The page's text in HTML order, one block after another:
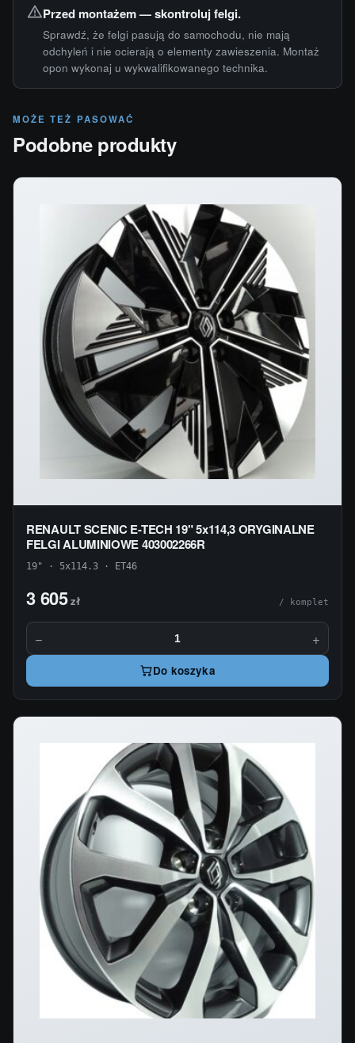
Przed montażem — skontroluj felgi.
Sprawdź, że felgi pasują do samochodu, nie mają
odchyleń i nie ocierają o elementy zawieszenia. Montaż
opon wykonaj u wykwalifikowanego technika.
MOŻE TEŻ PASOWAĆ
Podobne produkty
RENAULT SCENIC E-TECH 19" 5x114,3 ORYGINALNE
FELGI ALUMINIOWE 403002266R
19" · 5x114.3 · ET46
3 605zł / komplet
− +
Do koszyka